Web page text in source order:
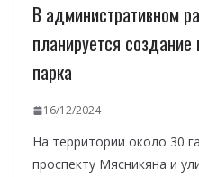
В административном
планируется создание
парка
16/12/2024
На территории около 30
проспекту Мясникяна и